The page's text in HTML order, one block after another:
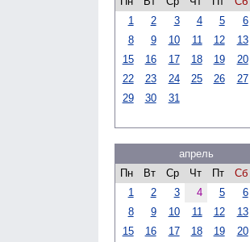
1
2 3 4 5 6
8
9 10 11 12 13
15
16 17 18 19 20
22
23 24 25 26 27
29
30 31
апрель
Пн
Вт Ср Чт Пт Сб
1
2 3 4 5 6
8
9 10 11 12 13
15
16 17 18 19 20